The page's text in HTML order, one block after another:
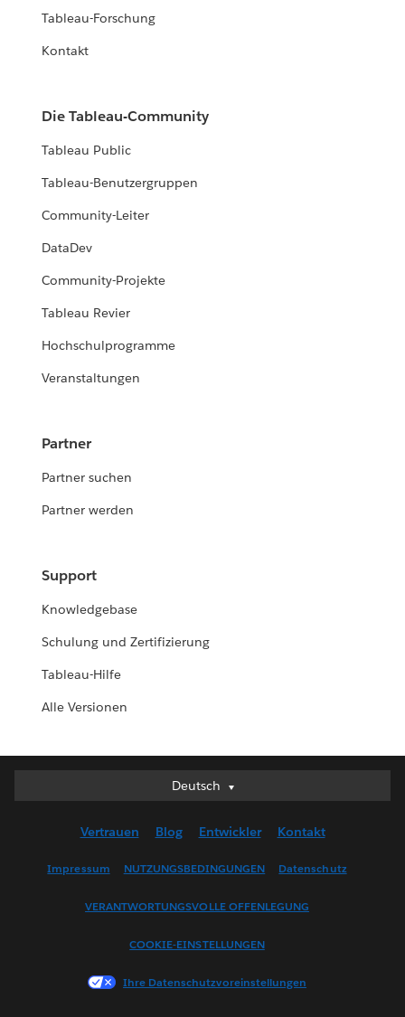
Tableau-Forschung
Kontakt
Die Tableau-Community
Tableau Public
Tableau-Benutzergruppen
Community-Leiter
DataDev
Community-Projekte
Tableau Revier
Hochschulprogramme
Veranstaltungen
Partner
Partner suchen
Partner werden
Support
Knowledgebase
Schulung und Zertifizierung
Tableau-Hilfe
Alle Versionen
Deutsch
Deutsch
English (US)
Français (France)
한국어
Vertrauen Blog Entwickler Kontakt
Impressum NUTZUNGSBEDINGUNGEN Datenschutz
VERANTWORTUNGSVOLLE OFFENLEGUNG
COOKIE-EINSTELLUNGEN
Ihre Datenschutzvoreinstellungen